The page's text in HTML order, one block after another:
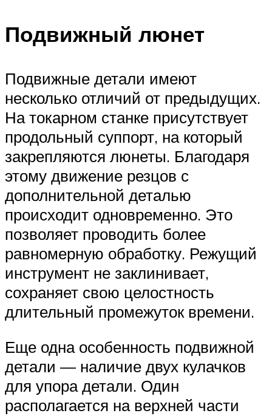
Подвижный люнет
Подвижные детали имеют
несколько отличий от предыдущих.
На токарном станке присутствует
продольный суппорт, на который
закрепляются люнеты. Благодаря
этому движение резцов с
дополнительной деталью
происходит одновременно. Это
позволяет проводить более
равномерную обработку. Режущий
инструмент не заклинивает,
сохраняет свою целостность
длительный промежуток времени.
Еще одна особенность подвижной
детали — наличие двух кулачков
для упора детали. Один
располагается на верхней части